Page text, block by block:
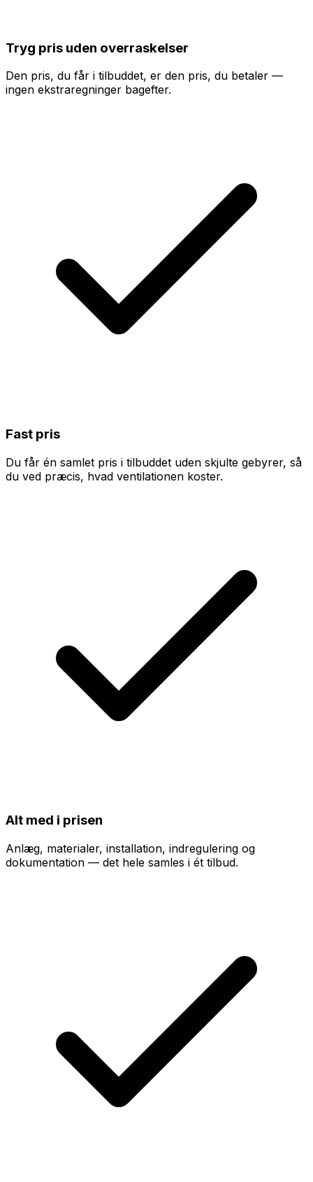
Tryg pris uden overraskelser
Den pris, du får i tilbuddet, er den pris, du betaler —
ingen ekstraregninger bagefter.
Fast pris
Du får én samlet pris i tilbuddet uden skjulte gebyrer, så
du ved præcis, hvad ventilationen koster.
Alt med i prisen
Anlæg, materialer, installation, indregulering og
dokumentation — det hele samles i ét tilbud.